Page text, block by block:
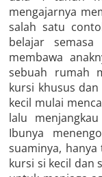
mengajarnya
salah satu
belajar
membawa
sebuah rumah
kursi khusus dan
kecil mulai
lalu
Ibunya
suaminya, hanya
kursi si kecil dan